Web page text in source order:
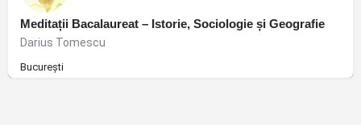
Meditații Bacalaureat – Istorie, Sociologie și Geografie
Darius Tomescu
București